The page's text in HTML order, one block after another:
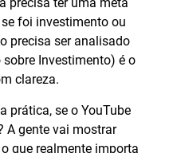
foi investimento ou
precisa ser analisado
sobre Investimento) é o
clareza.
prática, se o YouTube
A gente vai mostrar
que realmente importa